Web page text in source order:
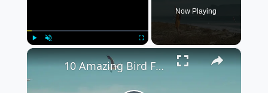
Now Playing
×
10 Amazing Bird Facts You Didn't Know